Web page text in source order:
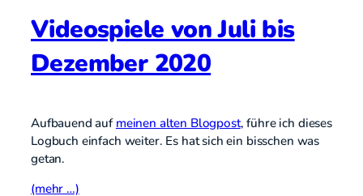
Videospiele von Juli bis
Dezember 2020
Aufbauend auf meinen alten Blogpost, führe ich dieses
Logbuch einfach weiter. Es hat sich ein bisschen was
getan.
(mehr …)